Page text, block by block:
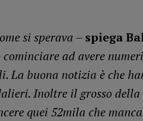
si sperava – spiega
ad avere
La buona notizia è che
Inoltre il grosso
quei 52mila che